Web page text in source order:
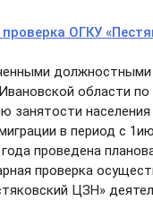
ОГКУ
должностными
области по
занятости населения
в период с
проведена
проверка
ЦЗН»